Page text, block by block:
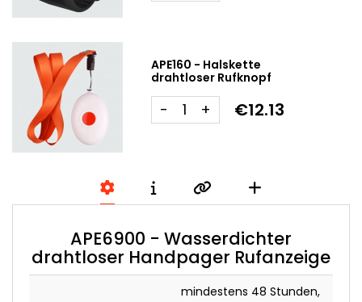
APE160 - Halskette
drahtloser Rufknopf
- + €12.13
APE6900 - Wasserdichter
drahtloser Handpager Rufanzeige
mindestens 48 Stunden,